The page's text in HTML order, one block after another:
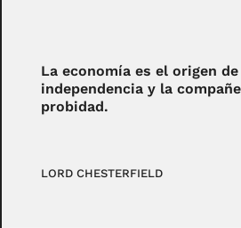
La economía es el origen
independencia y la
probidad.
LORD CHESTERFIELD